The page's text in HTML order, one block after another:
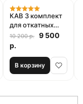
Акция
КАВ 3 комплект
для откатных
ворот
10 200 р.
9 500
р.
В корзину